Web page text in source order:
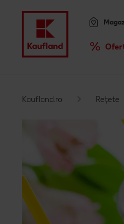
Bară laterală fixă
Meniu
Kaufland.ro Rețete